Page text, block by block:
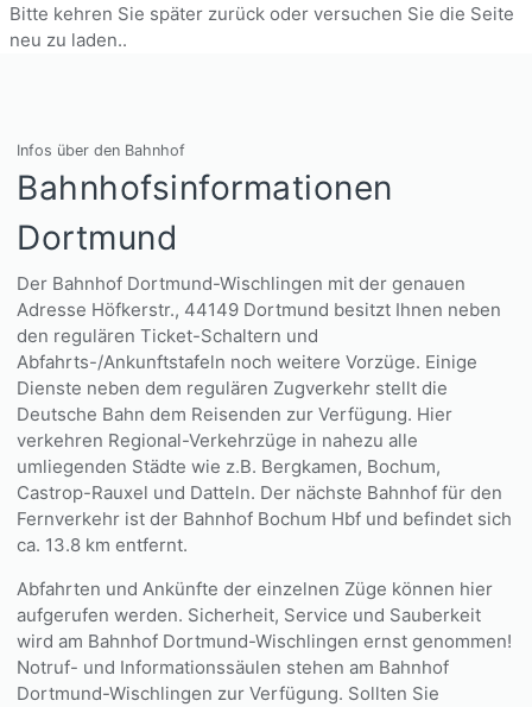
Bitte kehren Sie später zurück oder versuchen Sie die Seite
neu zu laden..
Infos über den Bahnhof
Bahnhofsinformationen
Dortmund
Der Bahnhof Dortmund-Wischlingen mit der genauen
Adresse Höfkerstr., 44149 Dortmund besitzt Ihnen neben
den regulären Ticket-Schaltern und
Abfahrts-/Ankunftstafeln noch weitere Vorzüge. Einige
Dienste neben dem regulären Zugverkehr stellt die
Deutsche Bahn dem Reisenden zur Verfügung. Hier
verkehren Regional-Verkehrzüge in nahezu alle
umliegenden Städte wie z.B. Bergkamen, Bochum,
Castrop-Rauxel und Datteln. Der nächste Bahnhof für den
Fernverkehr ist der Bahnhof Bochum Hbf und befindet sich
ca. 13.8 km entfernt.
Abfahrten und Ankünfte der einzelnen Züge können hier
aufgerufen werden. Sicherheit, Service und Sauberkeit
wird am Bahnhof Dortmund-Wischlingen ernst genommen!
Notruf- und Informationssäulen stehen am Bahnhof
Dortmund-Wischlingen zur Verfügung. Sollten Sie